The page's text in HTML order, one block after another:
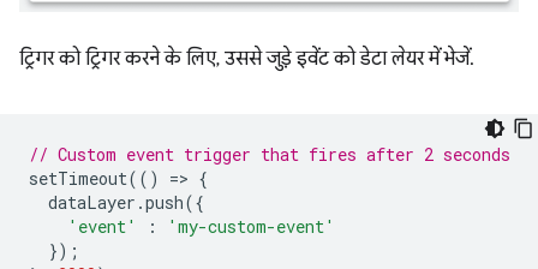
ट्रिगर को ट्रिगर करने के लिए, उससे जुड़े इवेंट को डेटा लेयर में भेजें.
// Custom event trigger that fires after 2 seconds
setTimeout(() => {
dataLayer .push({
'event'
:
'my-custom-event'
});